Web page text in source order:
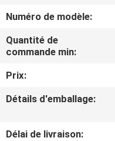
VISITE
D'USINE
CONTRÔLE
DE
Numéro de modèle:
Quantité de
commande min:
Prix:
Détails d'emballage:
Délai de livraison: